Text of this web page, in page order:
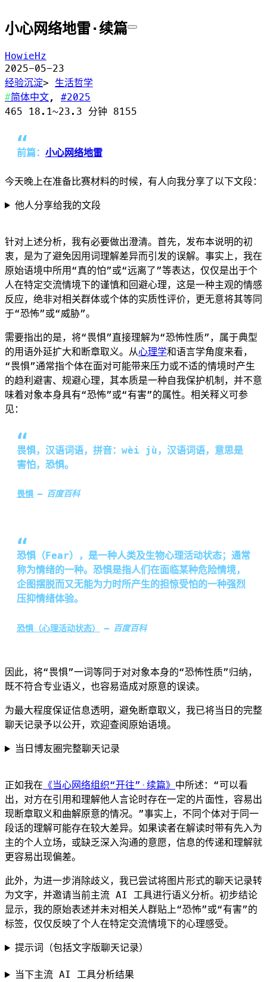
小心网络地雷·续篇
HowieHz
2025-05-23
经验沉淀> 生活哲学
简体中文,
2025
465 18.1~23.3 分钟 8155
前篇： 小心网络地雷
今天晚上在准备比赛材料的时候，有人向我分享了以下文段：
他人分享给我的文段
针对上述分析，我有必要做出澄清。首先，发布本说明的初
衷，是为了避免因用词理解差异而引发的误解。事实上，我在
原始语境中所用“真的怕”或“远离了”等表达，仅仅是出于个
人在特定交流情境下的谨慎和回避心理，这是一种主观的情感
反应，绝非对相关群体或个体的实质性评价，更无意将其等同
于“恐怖”或“威胁”。
需要指出的是，将“畏惧”直接理解为“恐怖性质”，属于典型
的用语外延扩大和断章取义。从心理学和语言学角度来看，
“畏惧”通常指个体在面对可能带来压力或不适的情境时产生
的趋利避害、规避心理，其本质是一种自我保护机制，并不意
味着对象本身具有“恐怖”或“有害”的属性。相关释义可参
见：
畏惧，汉语词语，拼音：wèi jù，汉语词语，意思是
害怕，恐惧。
畏惧 百度百科
恐惧（Fear），是一种人类及生物心理活动状态；通常
称为情绪的一种。恐惧是指人们在面临某种危险情境，
企图摆脱而又无能为力时所产生的担惊受怕的一种强烈
压抑情绪体验。
恐惧（心理活动状态） 百度百科
因此，将“畏惧”一词等同于对对象本身的“恐怖性质”归纳，
既不符合专业语义，也容易造成对原意的误读。
为最大程度保证信息透明，避免断章取义，我已将当日的完整
聊天记录予以公开，欢迎查阅原始语境。
当日博友圈完整聊天记录
正如我在 《当心网络组织“开往”·续篇》 中所述：“可以看
出，对方在引用和理解他人言论时存在一定的片面性，容易出
现断章取义和曲解原意的情况。”事实上，不同个体对于同一
段话的理解可能存在较大差异。如果读者在解读时带有先入为
主的个人立场，或缺乏深入沟通的意愿，信息的传递和理解就
更容易出现偏差。
此外，为进一步消除歧义，我已尝试将图片形式的聊天记录转
为文字，并邀请当前主流 AI 工具进行语义分析。初步结论
显示，我的原始表述并未对相关人群贴上“恐怖”或“有害”的
标签，仅仅反映了个人在特定交流情境下的心理感受。
提示词（包括文字版聊天记录）
当下主流 AI 工具分析结果